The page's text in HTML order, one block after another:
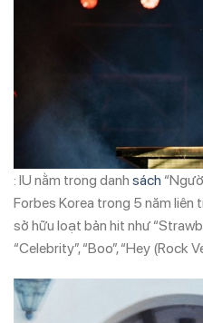
: IU nằm trong danh sách
Forbes Korea trong 5 năm liên
sở hữu loạt bản hit như
“Celebrity”, “Boo”, “Hey (Rock